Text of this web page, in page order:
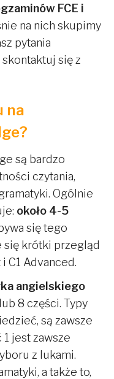
FCE i
na nich skupimy
pytania
się z
na
są bardzo
czytania,
Ogólnie
około 4-5
się tego
się krótki przegląd
C1 Advanced.
angielskiego
8 części. Typy
są zawsze
1 jest zawsze
z lukami.
a także to,